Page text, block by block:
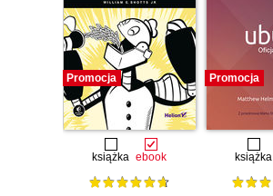
Promocja
książka ebook
Promocja
książka